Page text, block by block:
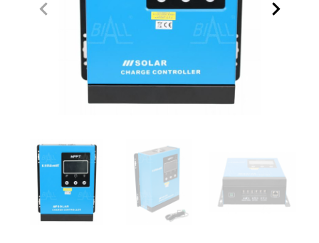
Poprzedni
keyboard_arrow_left Następny
keyboard_arrow_right